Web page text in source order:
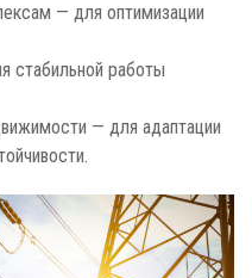
— для оптимизации
стабильной работы
— для адаптации